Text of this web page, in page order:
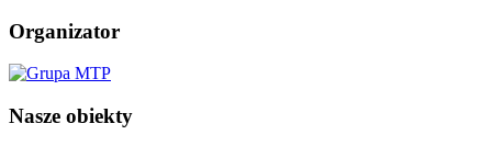
Organizator
Nasze obiekty